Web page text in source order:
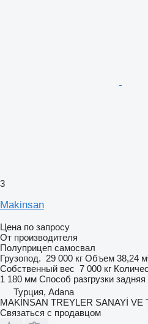
3
Makinsan
Цена по запросу
От производителя
Полуприцеп самосвал
Грузопод. 29 000 кг Объем 38,24
Собственный вес 7 000 кг
1 180 мм Способ разгрузки задняя
Турция, Adana
MAKİNSAN TREYLER SANAYİ VE
Связаться с продавцом